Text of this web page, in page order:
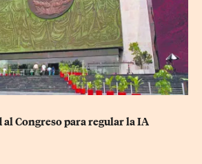
al Congreso para regular la IA